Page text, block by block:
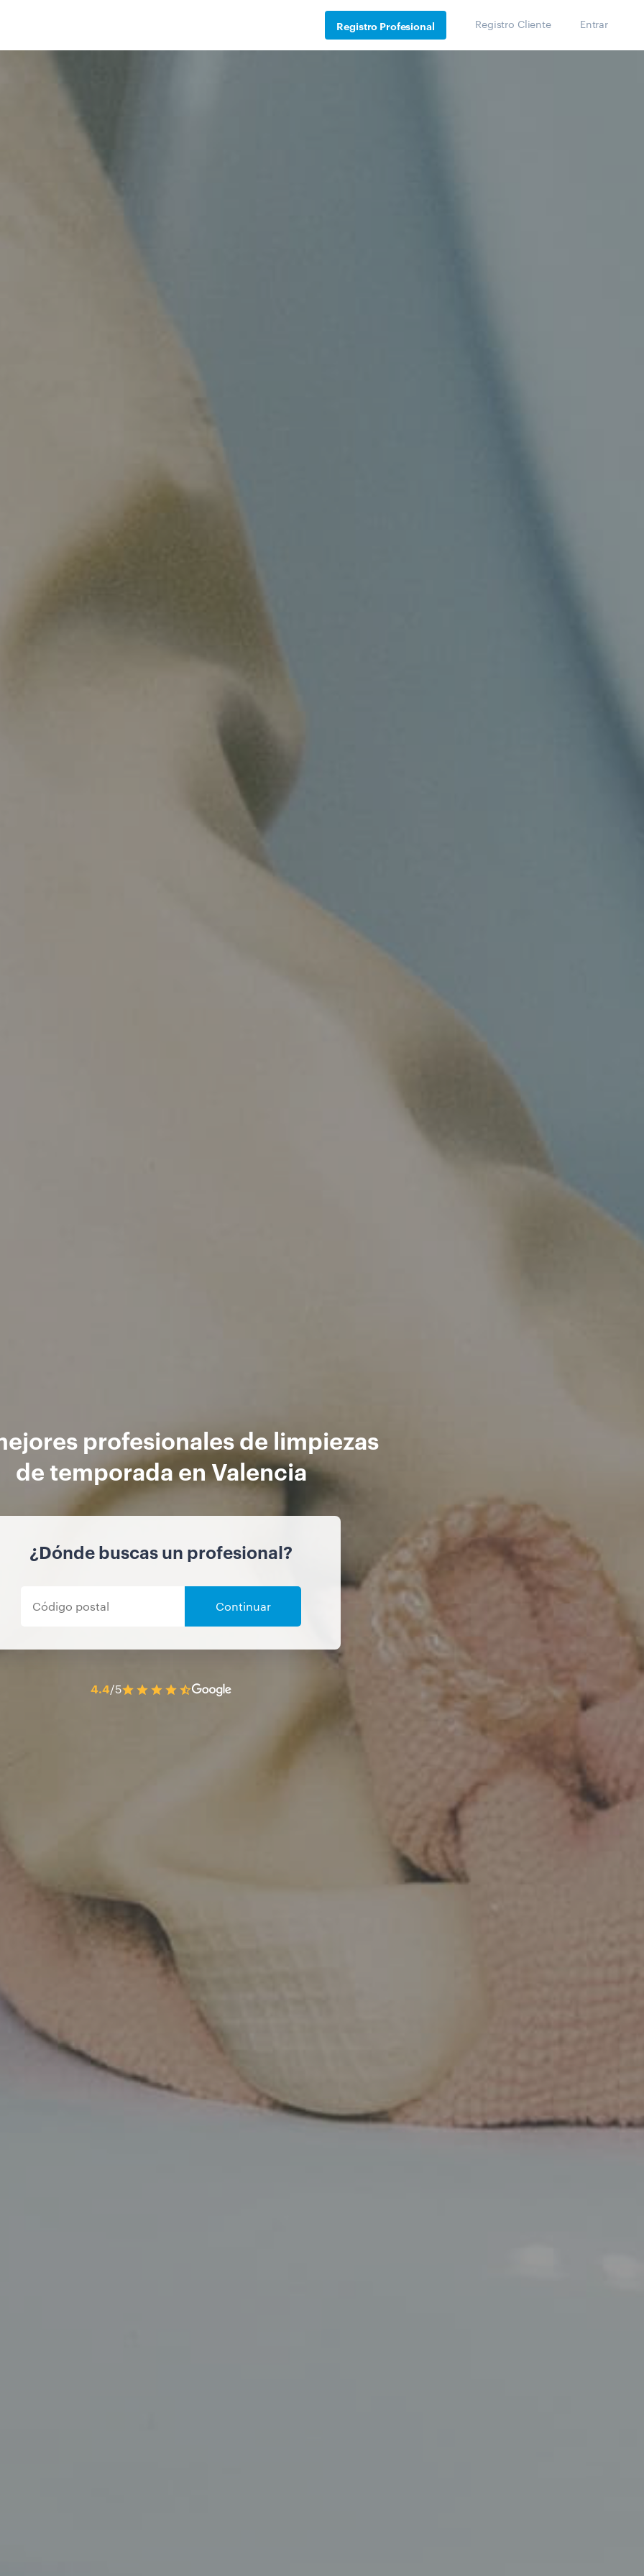
Registro Profesional Registro Cliente Entrar
profesionales de limpiezas
de temporada en Valencia
¿Dónde buscas un profesional?
Continuar
4.4/5